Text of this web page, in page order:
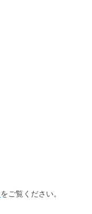
をご覧ください。